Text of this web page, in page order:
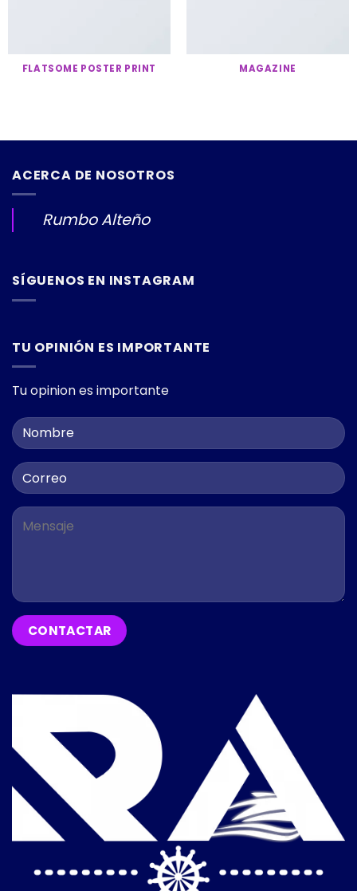
FLATSOME POSTER PRINT MAGAZINE
ACERCA DE NOSOTROS
Rumbo Alteño
SÍGUENOS EN INSTAGRAM
TU OPINIÓN ES IMPORTANTE
Tu opinion es importante